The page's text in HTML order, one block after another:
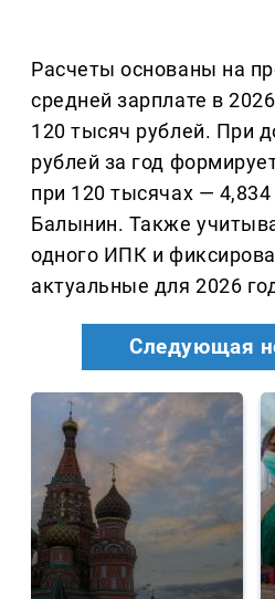
Расчеты основаны на
средней зарплате в
120 тысяч рублей. При
рублей за год
при 120 тысячах —
Балынин. Также
одного ИПК и
актуальные для 2026
Следующая